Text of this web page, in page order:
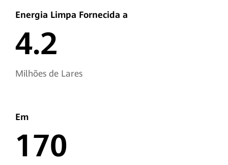
Energia Limpa Fornecida a
4.2
Milhões de Lares
Em
170